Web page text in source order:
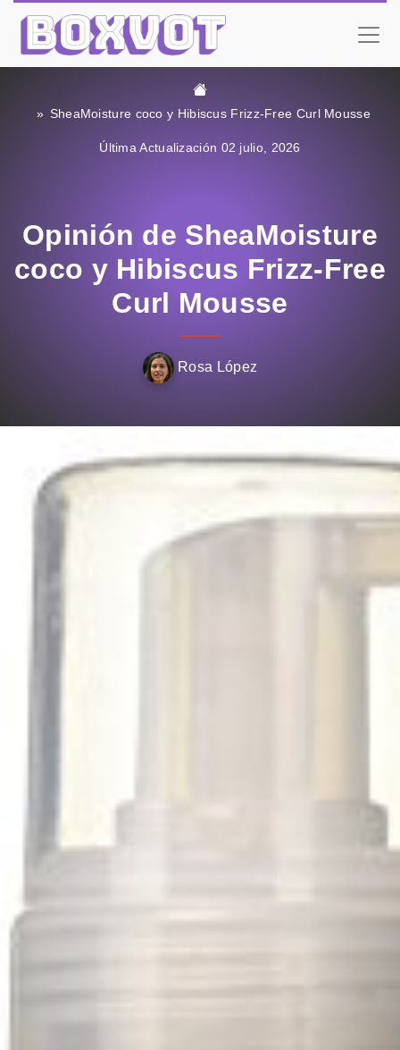
SheaMoisture coco y Hibiscus Frizz-Free Curl Mousse
Última Actualización 02 julio, 2026
Opinión de SheaMoisture
coco y Hibiscus Frizz-Free
Curl Mousse
Rosa López